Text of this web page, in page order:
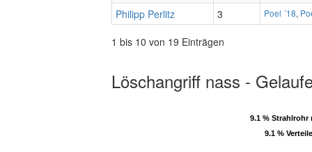
Philipp Perlitz 3 Poel ´18,
1 bis 10 von 19 Einträgen
Löschangriff nass -
9.1 %
9.1 %
9.1 % Strahlrohr
9.1 % Strahlrohr